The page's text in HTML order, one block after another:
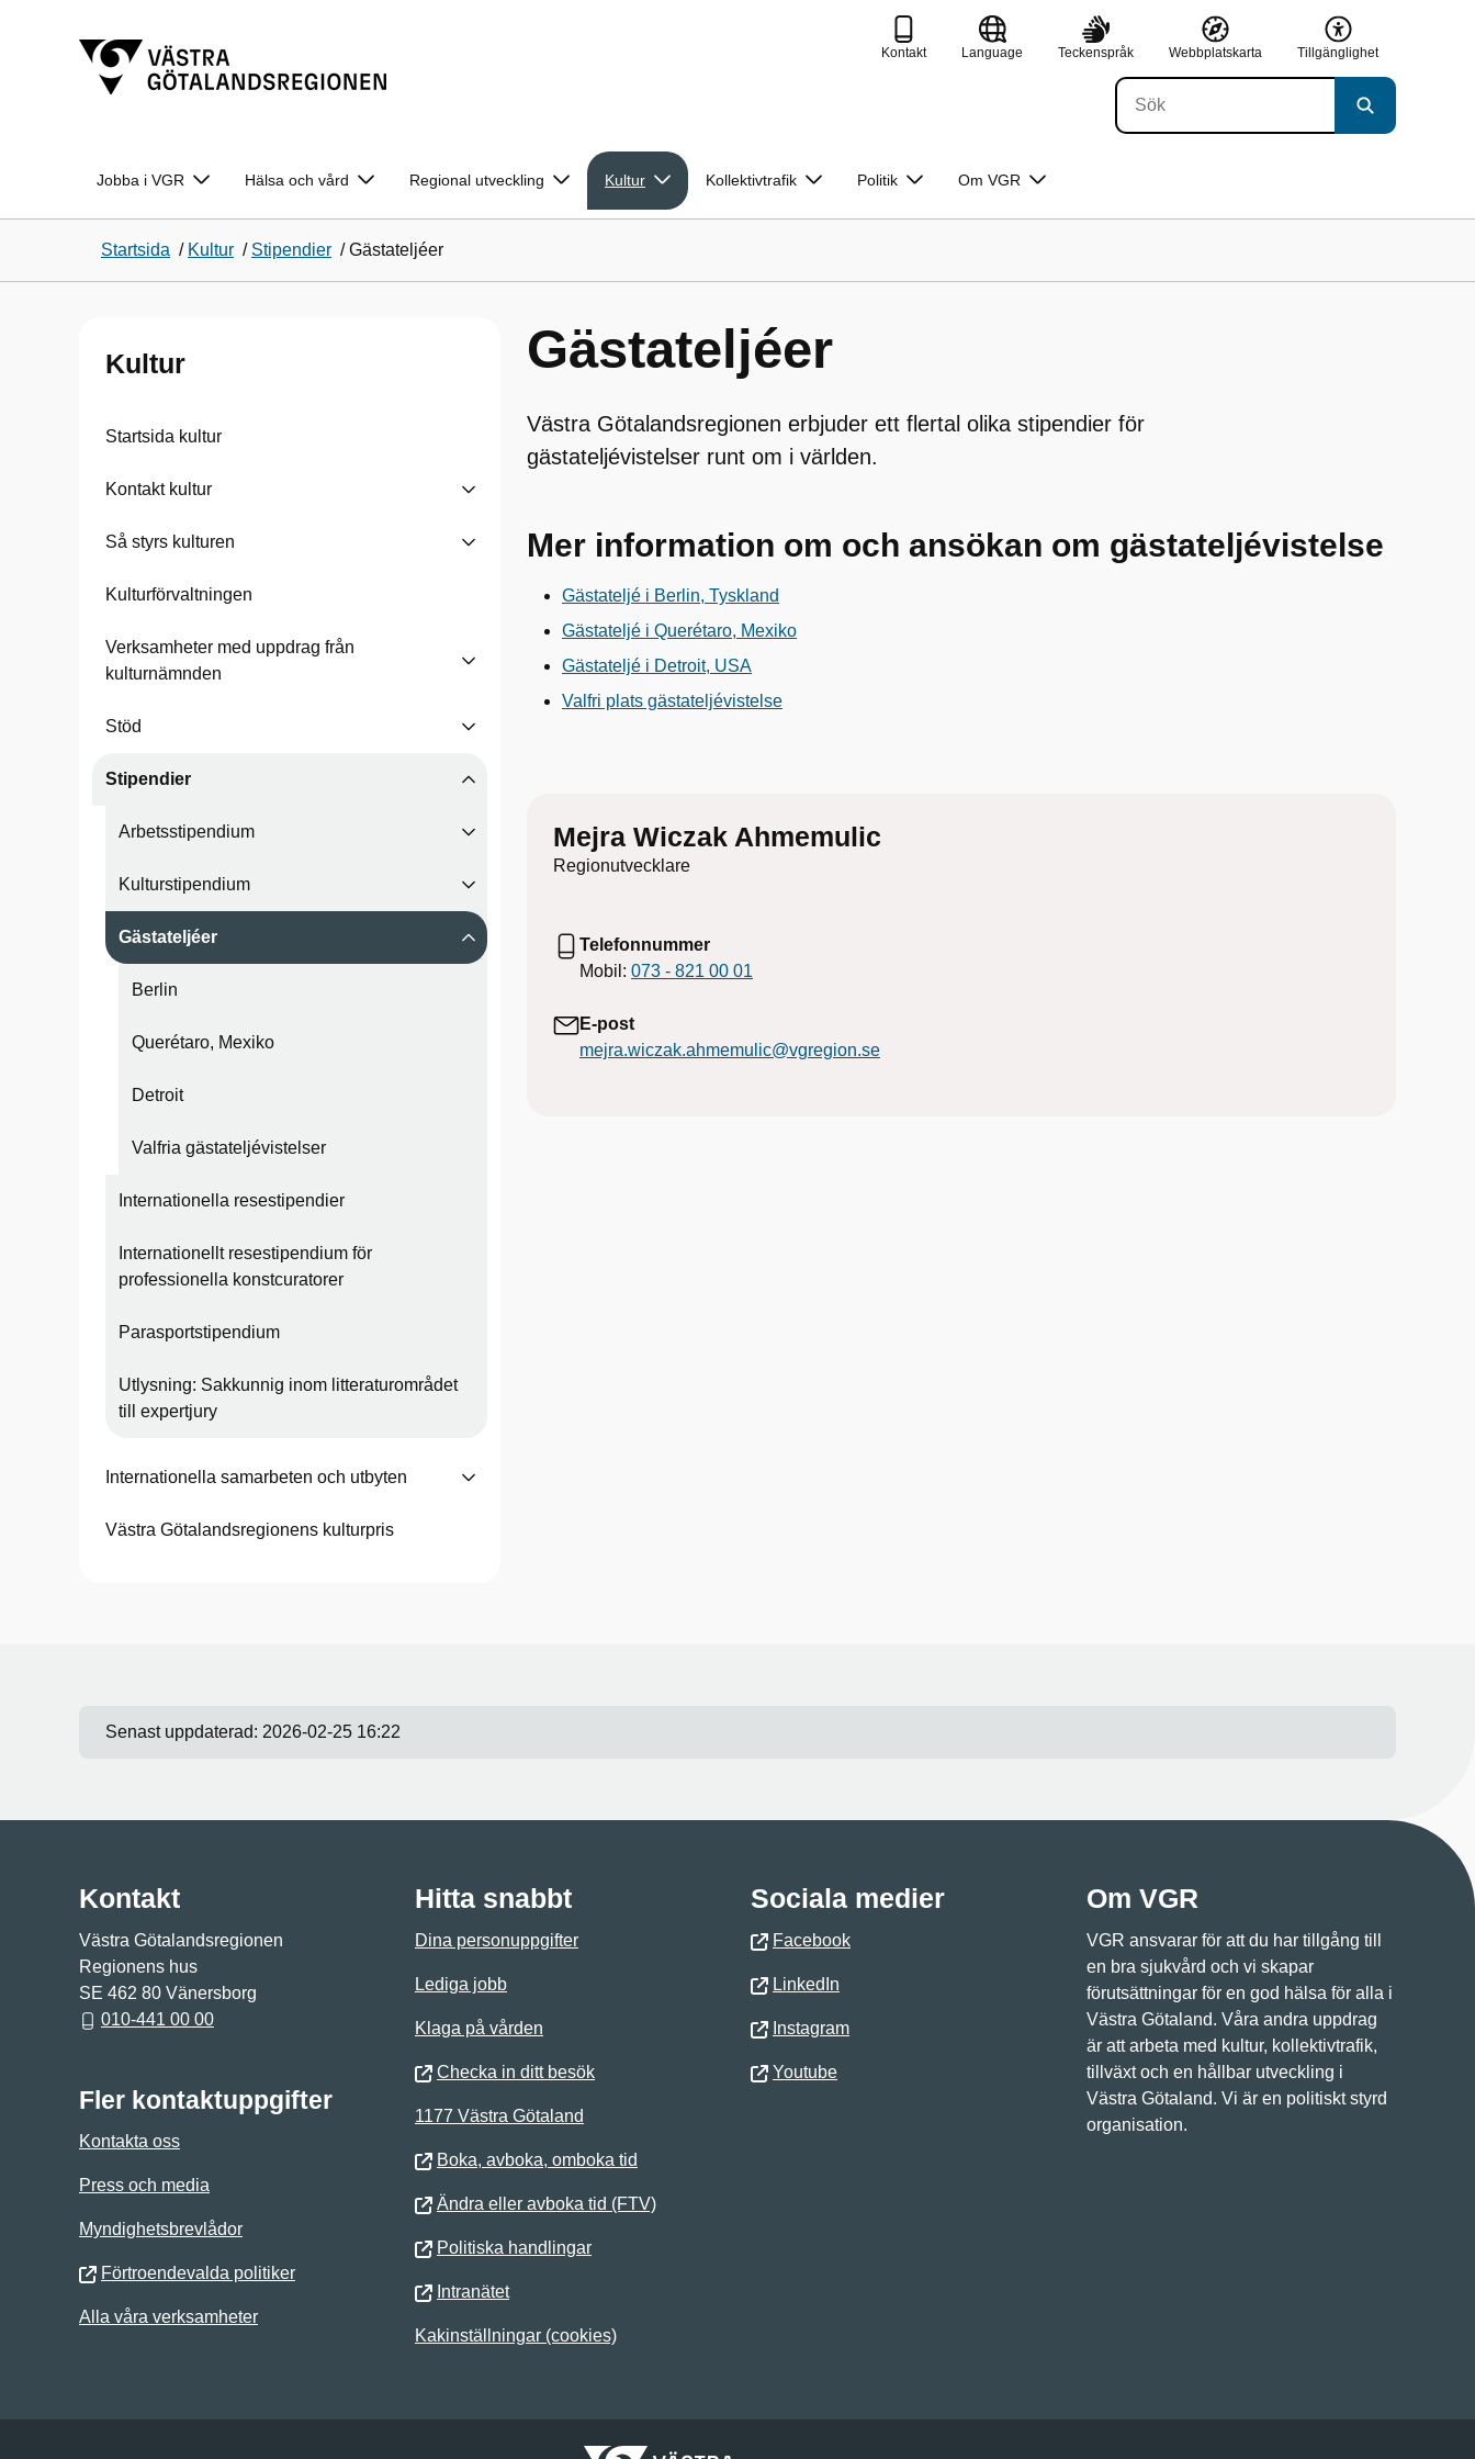
Kontakt Language Teckenspråk Webbplatskarta Tillgänglighet
Jobba i VGR Hälsa och vård Regional utveckling Kultur Kollektivtrafik Politik Om VGR
Startsida / Kultur / Stipendier /Gästateljéer
Kultur
Startsida kultur
Kontakt kultur
Så styrs kulturen
Kulturförvaltningen
Verksamheter med uppdrag från
kulturnämnden
Stöd
Stipendier
Arbetsstipendium
Kulturstipendium
Gästateljéer
Berlin
Querétaro, Mexiko
Detroit
Valfria gästateljévistelser
Internationella resestipendier
Internationellt resestipendium för
professionella konstcuratorer
Parasportstipendium
Utlysning: Sakkunnig inom litteraturområdet
till expertjury
Internationella samarbeten och utbyten
Västra Götalandsregionens kulturpris
Gästateljéer
Västra Götalandsregionen erbjuder ett flertal olika stipendier för
gästateljévistelser runt om i världen.
Mer information om och ansökan om gästateljévistelse
Gästateljé i Berlin, Tyskland
Gästateljé i Querétaro, Mexiko
Gästateljé i Detroit, USA
Valfri plats gästateljévistelse
Mejra Wiczak Ahmemulic
Regionutvecklare
Telefonnummer
Mobil: 073 - 821 00 01
E-post
mejra.wiczak.ahmemulic@vgregion.se
Senast uppdaterad: 2026-02-25 16:22
Kontakt
Västra Götalandsregionen
Regionens hus
SE 462 80 Vänersborg
010-441 00 00
Fler kontaktuppgifter
Kontakta oss
Press och media
Myndighetsbrevlådor
Förtroendevalda politiker
Alla våra verksamheter
Hitta snabbt
Dina personuppgifter
Lediga jobb
Klaga på vården
Checka in ditt besök
1177 Västra Götaland
Boka, avboka, omboka tid
Ändra eller avboka tid (FTV)
Politiska handlingar
Intranätet
Kakinställningar (cookies)
Sociala medier
Facebook
LinkedIn
Instagram
Youtube
Om VGR
VGR ansvarar för att du har tillgång till
en bra sjukvård och vi skapar
förutsättningar för en god hälsa för alla i
Västra Götaland. Våra andra uppdrag
är att arbeta med kultur, kollektivtrafik,
tillväxt och en hållbar utveckling i
Västra Götaland. Vi är en politiskt styrd
organisation.